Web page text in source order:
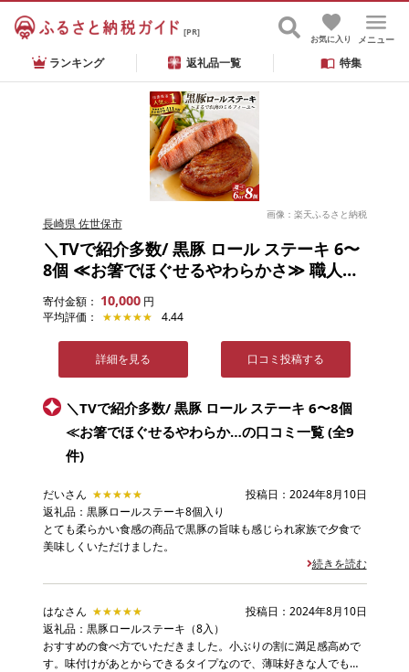
[PR]
メニュー
お気に入り
ランキング 返礼品一覧 特集
画像：楽天ふるさと納税
長崎県 佐世保市
＼TVで紹介多数/ 黒豚 ロール ステーキ 6〜
8個 ≪お箸でほぐせるやわらかさ≫ 職人厳
選 無添加 小分け オリジナル ポーク ステー
キ 子供も安心 豚 豚肉 セット ジューシー ギ
送料無料 長崎県 佐世保市 豊味館
寄付金額： 10,000 円
平均評価：
★★★★★
★★★★★ 4.44
詳細を見る 口コミ投稿する
＼TVで紹介多数/ 黒豚 ロール ステーキ 6〜8個
≪お箸でほぐせるやわらか…の口コミ一覧 (全9
件)
だいさん ★★★★★
★★★★★
投稿日：2024年8月10日
返礼品：黒豚ロールステーキ8個入り
とても柔らかい食感の商品で黒豚の旨味も感じられ家族で夕食で
美味しくいただけました。
続きを読む
はなさん ★★★★★
★★★★★
投稿日：2024年8月10日
返礼品：黒豚ロールステーキ（8入）
おすすめの食べ方でいただきました。小ぶりの割に満足感高めで
す。味付けがあとからできるタイプなので、薄味好きな人でも楽